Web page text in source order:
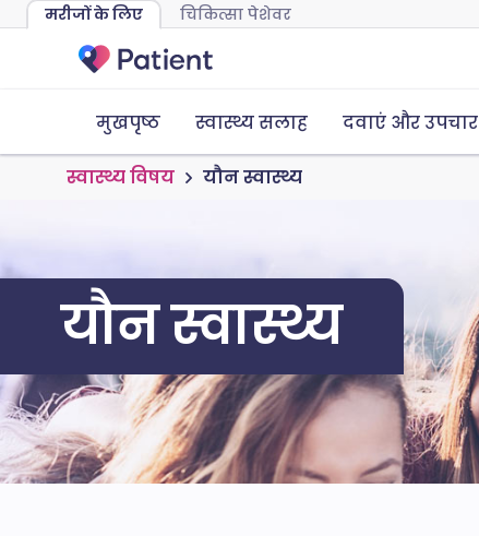
मरीजों के लिए चिकित्सा पेशेवर
मुखपृष्ठ स्वास्थ्य सलाह दवाएं और उपचार
स्वास्थ्य विषय यौन स्वास्थ्य
यौन स्वास्थ्य